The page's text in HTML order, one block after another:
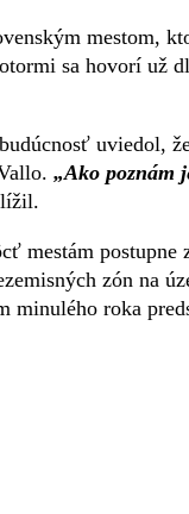
mestom,
sa hovorí už
uviedol,
„Ako poznám
mestám
zón na
minulého roka